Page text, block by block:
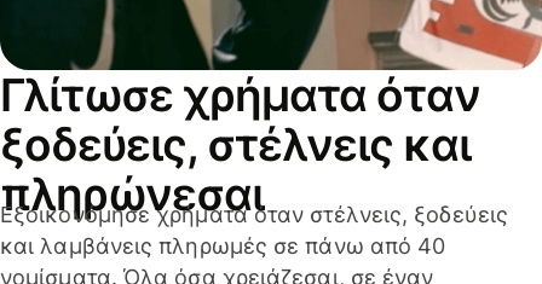
Γλίτωσε χρήματα όταν
ξοδεύεις, στέλνεις και
πληρώνεσαι
Εξοικονόμησε χρήματα όταν στέλνεις, ξοδεύεις
και λαμβάνεις πληρωμές σε πάνω από 40
νομίσματα. Όλα όσα χρειάζεσαι, σε έναν